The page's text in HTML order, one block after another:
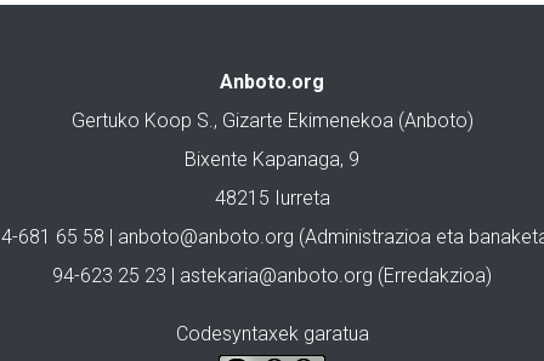
Anboto.org
Gertuko Koop S., Gizarte Ekimenekoa (Anboto)
Bixente Kapanaga, 9
48215 Iurreta
681 65 58 | anboto@anboto.org (Administrazioa eta
94-623 25 23 | astekaria@anboto.org (Erredakzioa)
Codesyntaxek garatua